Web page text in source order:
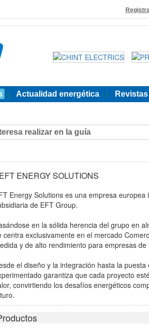
| Actualidad energética |
EFT ENERGY SOLUTIONS
Energy Solutions es una empresa
de EFT Group.
en la sólida herencia del grupo en
centra exclusivamente en el mercado
y de alto rendimiento para empresas
el diseño y la integración hasta la
garantiza que cada proyecto
convirtiendo los desafíos energéticos